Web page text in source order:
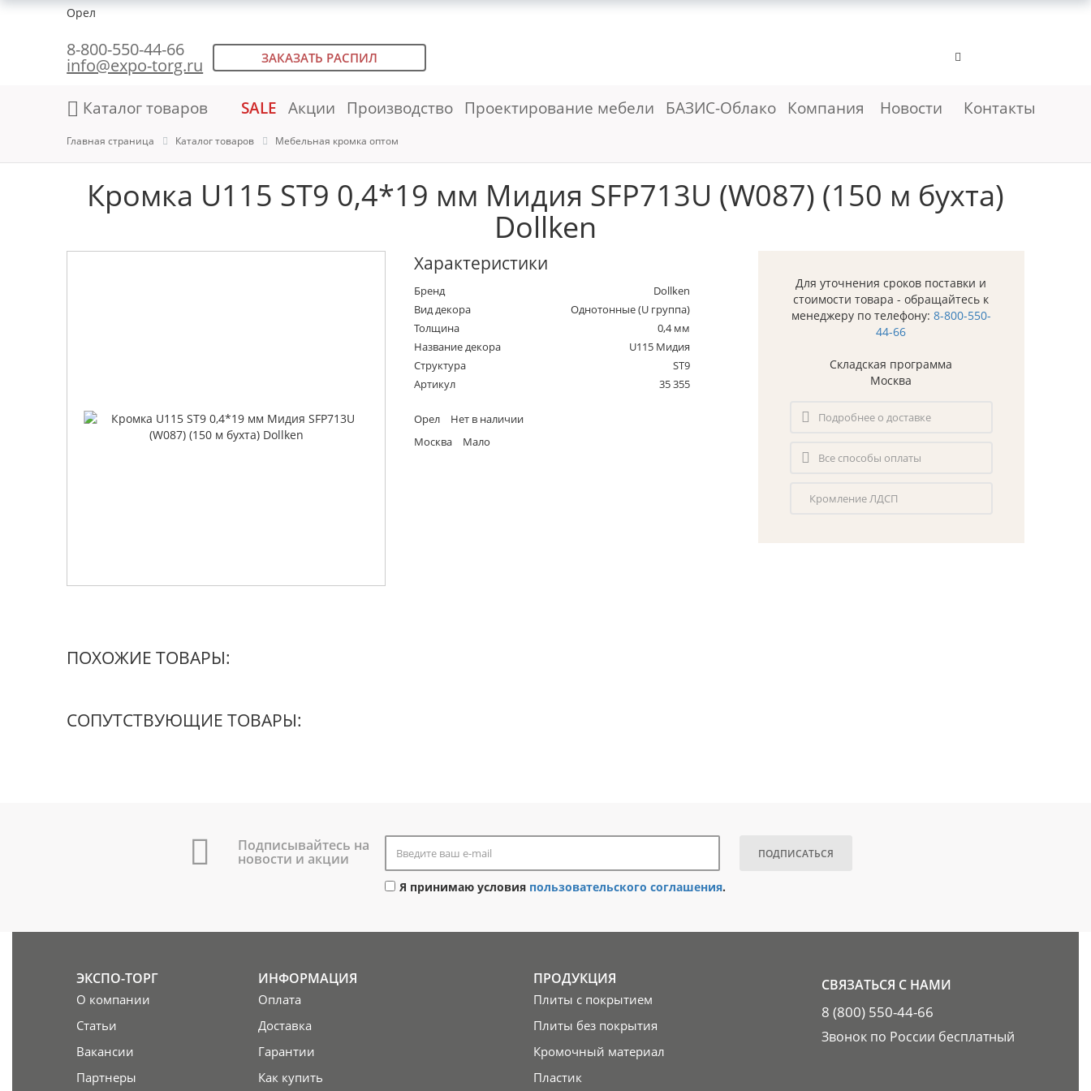
Орел
8-800-550-44-66
info@expo-torg.ru ЗАКАЗАТЬ РАСПИЛ
Каталог товаров SALE Акции Производство Проектирование мебели БАЗИС-Облако Компания Новости Контакты
Главная страница Каталог товаров Мебельная кромка оптом
Кромка U115 ST9 0,4*19 мм Мидия SFP713U (W087) (150 м бухта)
Dollken
Характеристики
Бренд
Dollken
Вид декора
Однотонные (U группа)
Толщина
0,4 мм
Название декора
U115 Мидия
Структура
ST9
Артикул
35 355
Орел
Нет в наличии
Москва
Мало
Для уточнения сроков поставки и
стоимости товара - обращайтесь к
менеджеру по телефону: 8-800-550-
44-66
Складская программа
Москва
Подробнее о доставке
Все способы оплаты
Кромление ЛДСП
ПОХОЖИЕ ТОВАРЫ:
СОПУТСТВУЮЩИЕ ТОВАРЫ:
Подписывайтесь на
новости и акции ПОДПИСАТЬСЯ
Я принимаю условия пользовательского соглашения.
ЭКСПО-ТОРГ
О компании
Статьи
Вакансии
Партнеры
ИНФОРМАЦИЯ
Оплата
Доставка
Гарантии
Как купить
ПРОДУКЦИЯ
Плиты с покрытием
Плиты без покрытия
Кромочный материал
Пластик
СВЯЗАТЬСЯ С НАМИ
8 (800) 550-44-66
Звонок по России бесплатный